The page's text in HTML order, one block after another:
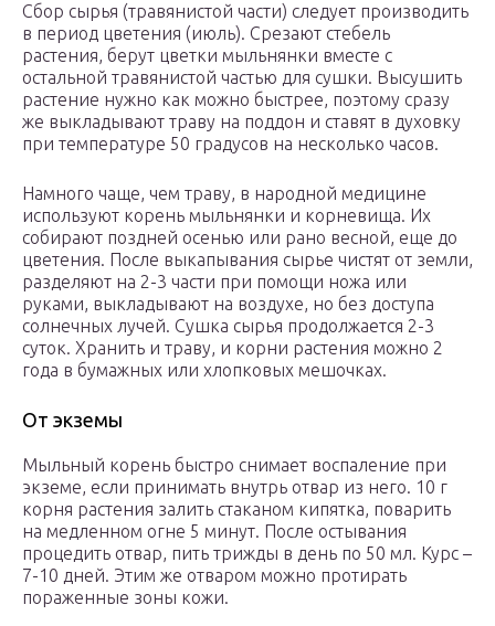
Сбор сырья (травянистой части) следует производить
в период цветения (июль). Срезают стебель
растения, берут цветки мыльнянки вместе с
остальной травянистой частью для сушки. Высушить
растение нужно как можно быстрее, поэтому сразу
же выкладывают траву на поддон и ставят в духовку
при температуре 50 градусов на несколько часов.
Намного чаще, чем траву, в народной медицине
используют корень мыльнянки и корневища. Их
собирают поздней осенью или рано весной, еще до
цветения. После выкапывания сырье чистят от земли,
разделяют на 2-3 части при помощи ножа или
руками, выкладывают на воздухе, но без доступа
солнечных лучей. Сушка сырья продолжается 2-3
суток. Хранить и траву, и корни растения можно 2
года в бумажных или хлопковых мешочках.
От экземы
Мыльный корень быстро снимает воспаление при
экземе, если принимать внутрь отвар из него. 10 г
корня растения залить стаканом кипятка, поварить
на медленном огне 5 минут. После остывания
процедить отвар, пить трижды в день по 50 мл. Курс –
7-10 дней. Этим же отваром можно протирать
пораженные зоны кожи.